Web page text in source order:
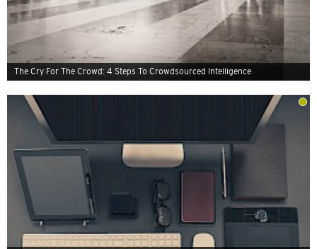
The Cry For The Crowd: 4 Steps To Crowdsourced Intelligence